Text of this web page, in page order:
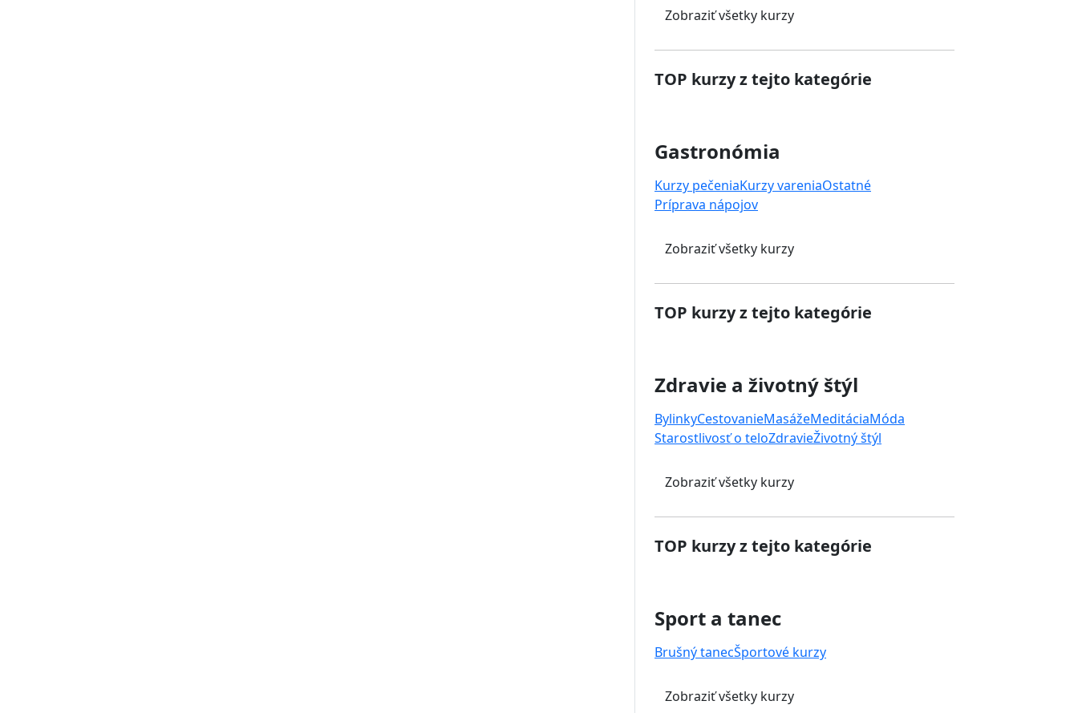
Zobraziť všetky kurzy
TOP kurzy z tejto kategórie
Gastronómia
Kurzy pečeniaKurzy vareniaOstatné
Príprava nápojov
Zobraziť všetky kurzy
TOP kurzy z tejto kategórie
Zdravie a životný štýl
BylinkyCestovanieMasážeMeditáciaMóda
Starostlivosť o teloZdravieŽivotný štýl
Zobraziť všetky kurzy
TOP kurzy z tejto kategórie
Sport a tanec
Brušný tanecŠportové kurzy
Zobraziť všetky kurzy